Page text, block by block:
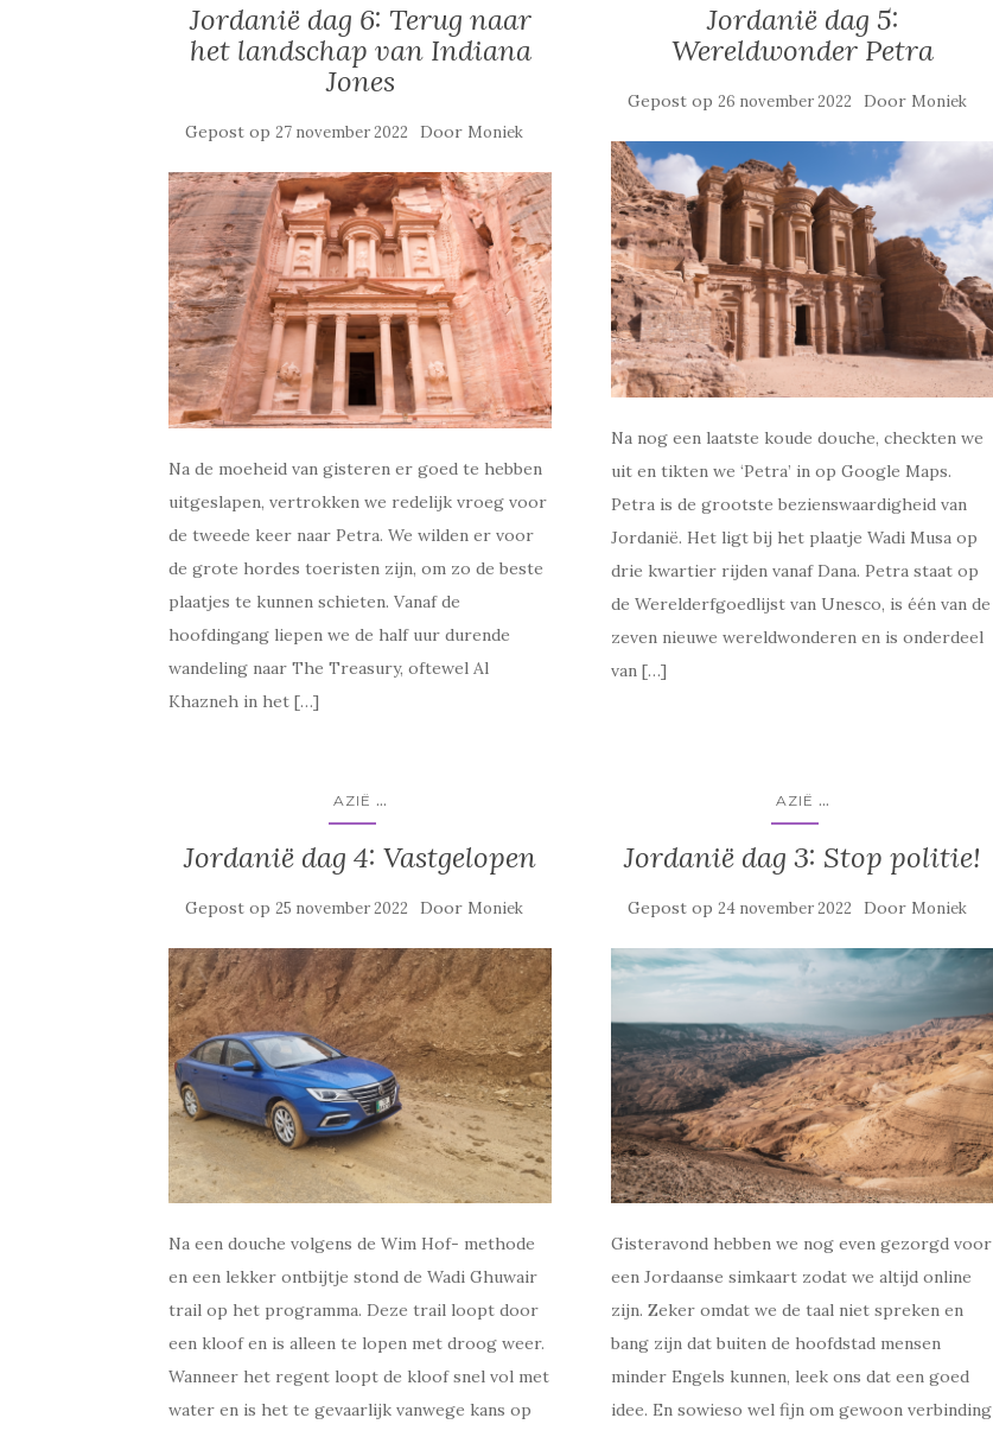
Jordanië dag 6: Terug naar
het landschap van Indiana
Jones
Gepost op27 november 2022 Door Moniek
Na de moeheid van gisteren er goed te hebben
uitgeslapen, vertrokken we redelijk vroeg voor
de tweede keer naar Petra. We wilden er voor
de grote hordes toeristen zijn, om zo de beste
plaatjes te kunnen schieten. Vanaf de
hoofdingang liepen we de half uur durende
wandeling naar The Treasury, oftewel Al
Khazneh in het […]
Jordanië dag 5:
Wereldwonder Petra
Gepost op 26 november 2022 Door Moniek
Na nog een laatste koude douche, checkten we
uit en tikten we ‘Petra’ in op Google Maps.
Petra is de grootste bezienswaardigheid van
Jordanië. Het ligt bij het plaatje Wadi Musa op
drie kwartier rijden vanaf Dana. Petra staat op
de Werelderfgoedlijst van Unesco, is één van de
zeven nieuwe wereldwonderen en is onderdeel
van […]
AZIË ...
Jordanië dag 4: Vastgelopen
Gepost op25 november 2022 Door Moniek
Na een douche volgens de Wim Hof- methode
en een lekker ontbijtje stond de Wadi Ghuwair
trail op het programma. Deze trail loopt door
een kloof en is alleen te lopen met droog weer.
Wanneer het regent loopt de kloof snel vol met
water en is het te gevaarlijk vanwege kans op
AZIË ...
Jordanië dag 3: Stop politie!
Gepost op 24 november 2022 Door Moniek
Gisteravond hebben we nog even gezorgd voor
een Jordaanse simkaart zodat we altijd online
zijn. Zeker omdat we de taal niet spreken en
bang zijn dat buiten de hoofdstad mensen
minder Engels kunnen, leek ons dat een goed
idee. En sowieso wel fijn om gewoon verbinding